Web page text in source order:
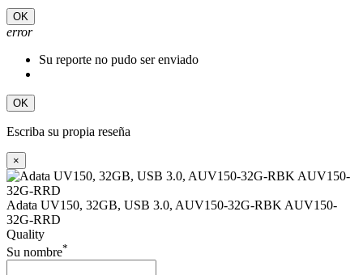
OK
error
Su reporte no pudo ser enviado
OK
Escriba su propia reseña
×
Adata UV150, 32GB, USB 3.0, AUV150-32G-RBK AUV150-
32G-RRD
Quality
Su nombre*